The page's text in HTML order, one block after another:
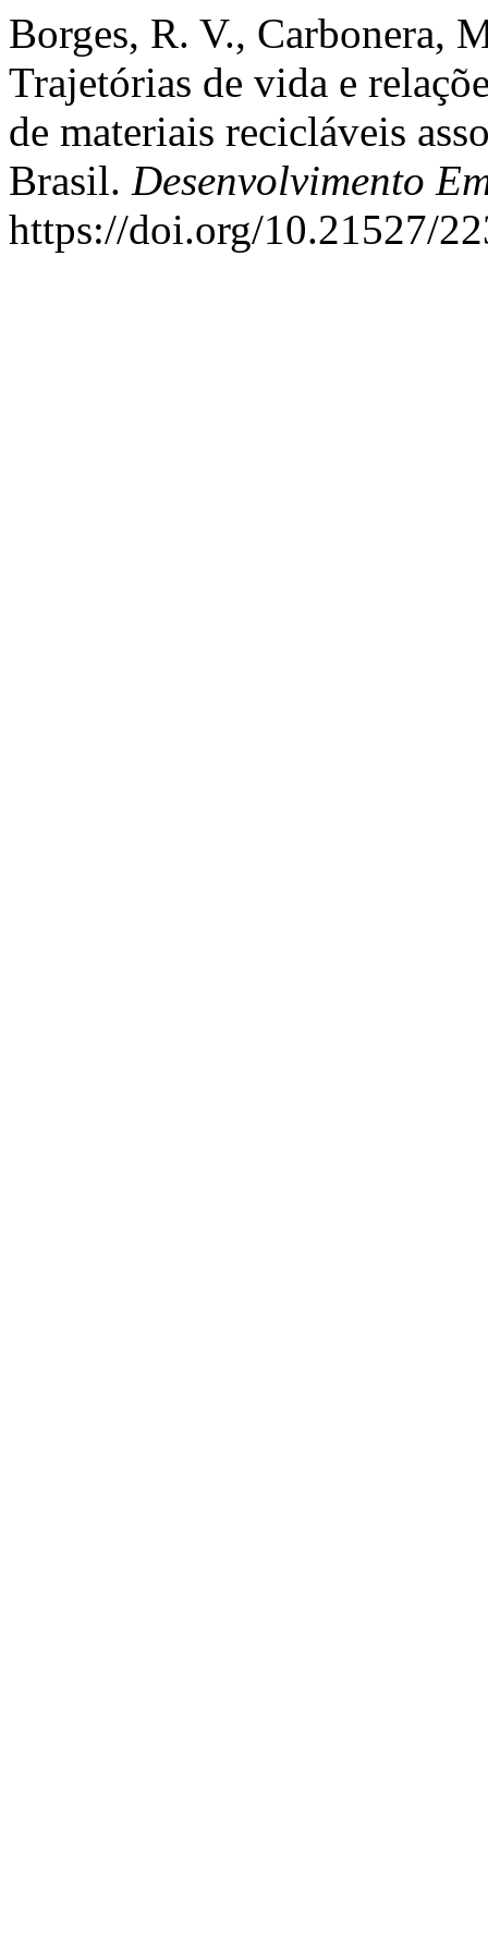
Borges, R. V., Carbonera,
Trajetórias de vida e
de materiais recicláveis
Brasil. Desenvolvimento
https://doi.org/10.21527/